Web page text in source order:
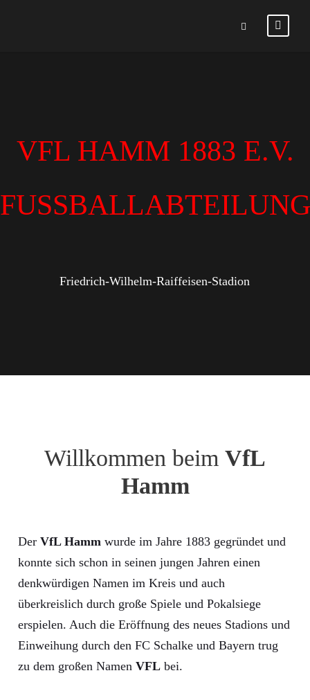
VFL HAMM 1883 E.V.
FUSSBALLABTEILUNG
Friedrich-Wilhelm-Raiffeisen-Stadion
Willkommen beim VfL
Hamm
Der VfL Hamm wurde im Jahre 1883 gegründet und
konnte sich schon in seinen jungen Jahren einen
denkwürdigen Namen im Kreis und auch
überkreislich durch große Spiele und Pokalsiege
erspielen. Auch die Eröffnung des neues Stadions und
Einweihung durch den FC Schalke und Bayern trug
zu dem großen Namen VFL bei.